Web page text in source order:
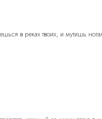
в реках твоих, и мутишь